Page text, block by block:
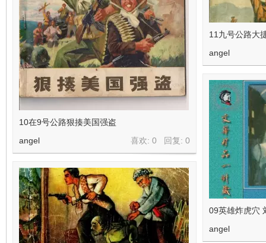
11九号公路大
angel
10在9号公路狠揍美国强盗
喜欢: 0 回复: 0
angel
09英雄炸虎穴
angel